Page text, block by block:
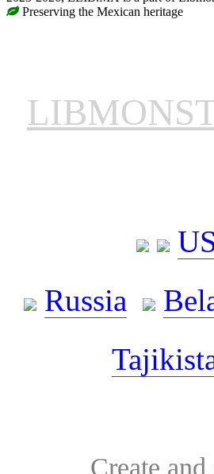
Preserving the Mexican heritage
Russia
Create